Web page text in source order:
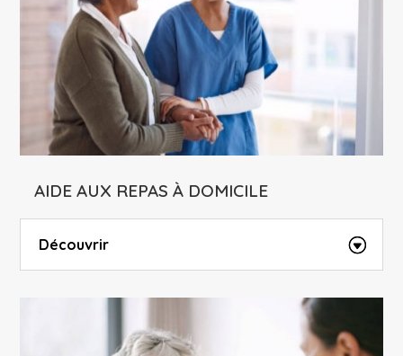
AIDE AUX REPAS À DOMICILE
Découvrir